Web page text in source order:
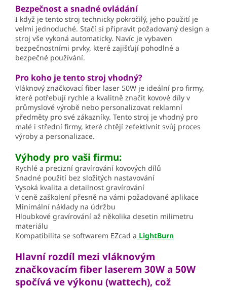
Bezpečnost a snadné ovládání
I když je tento stroj technicky pokročilý, jeho použití je
velmi jednoduché. Stačí si připravit požadovaný design a
stroj vše vykoná automaticky. Navíc je vybaven
bezpečnostními prvky, které zajišťují pohodlné a
bezpečné používání.
Pro koho je tento stroj vhodný?
Vláknový značkovací fiber laser 50W je ideální pro firmy,
které potřebují rychle a kvalitně značit kovové díly v
průmyslové výrobě nebo personalizovat reklamní
předměty pro své zákazníky. Tento stroj je vhodný pro
malé i střední firmy, které chtějí zefektivnit svůj proces
výroby a personalizace.
Výhody pro vaši firmu:
Rychlé a precizní gravírování kovových dílů
Snadné použití bez složitých nastavování
Vysoká kvalita a detailnost gravírování
V ceně zaškolení přesně na vámi požadované aplikace
Minimální náklady na údržbu
Hloubkové gravírování až několika desetin milimetru
materiálu
Kompatibilita se softwarem EZcad a LightBurn
Hlavní rozdíl mezi vláknovým
značkovacím fiber laserem 30W a 50W
spočívá ve výkonu (wattech), což